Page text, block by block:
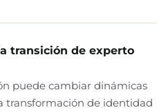
transición de experto
puede cambiar dinámicas
transformación de identidad